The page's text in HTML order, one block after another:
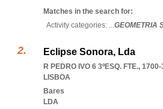
Matches in the search for:
Activity categories: ...GEOMETRIA
Eclipse Sonora, Lda
R PEDRO IVO 6 3ºESQ. FTE.,
LISBOA
Bares
LDA